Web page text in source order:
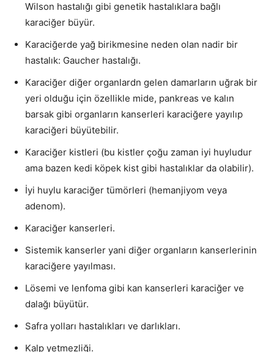
Wilson hastalığı gibi genetik hastalıklara bağlı
karaciğer büyür.
Karaciğerde yağ birikmesine neden olan nadir bir
hastalık: Gaucher hastalığı.
Karaciğer diğer organlardn gelen damarların uğrak bir
yeri olduğu için özellikle mide, pankreas ve kalın
barsak gibi organların kanserleri karaciğere yayılıp
karaciğeri büyütebilir.
Karaciğer kistleri (bu kistler çoğu zaman iyi huyludur
ama bazen kedi köpek kist gibi hastalıklar da olabilir).
İyi huylu karaciğer tümörleri (hemanjiyom veya
adenom).
Karaciğer kanserleri.
Sistemik kanserler yani diğer organların kanserlerinin
karaciğere yayılması.
Lösemi ve lenfoma gibi kan kanserleri karaciğer ve
dalağı büyütür.
Safra yolları hastalıkları ve darlıkları.
Kalp yetmezliği.